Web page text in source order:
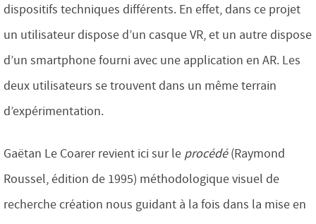
dispositifs techniques différents. En effet, dans ce projet
un utilisateur dispose d’un casque VR, et un autre dispose
d’un smartphone fourni avec une application en AR. Les
deux utilisateurs se trouvent dans un même terrain
d’expérimentation.
Gaëtan Le Coarer revient ici sur le procédé(Raymond
Roussel, édition de 1995) méthodologique visuel de
recherche création nous guidant à la fois dans la mise en